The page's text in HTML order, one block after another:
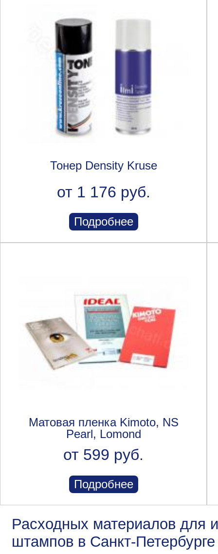
Тонер Density Kruse
от 1 176 руб.
Подробнее
Матовая пленка Kimoto, NS
Pearl, Lomond
от 599 руб.
Подробнее
Расходных материалов для
штампов в Санкт-Петербурге